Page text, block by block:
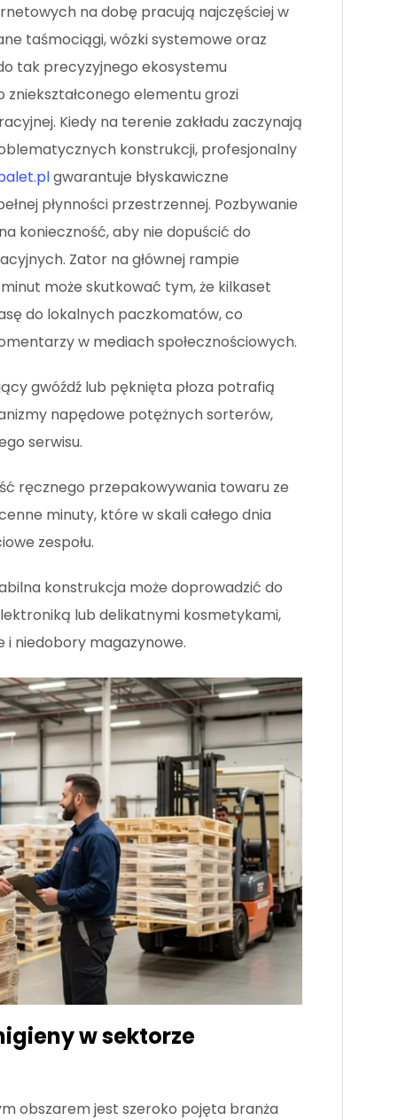
na dobę pracują najczęściej w
taśmociągi, wózki systemowe oraz
tak precyzyjnego ekosystemu
elementu grozi
Kiedy na terenie zakładu zaczynają
konstrukcji, profesjonalny
gwarantuje błyskawiczne
płynności przestrzennej. Pozbywanie
konieczność, aby nie dopuścić do
Zator na głównej rampie
może skutkować tym, że kilkaset
do lokalnych paczkomatów, co
w mediach społecznościowych.
gwóźdź lub pęknięta płoza potrafią
napędowe potężnych sorterów,
serwisu.
ręcznego przepakowywania towaru ze
minuty, które w skali całego dnia
zespołu.
konstrukcja może doprowadzić do
lub delikatnymi kosmetykami,
niedobory magazynowe.
w sektorze
obszarem jest szeroko pojęta branża